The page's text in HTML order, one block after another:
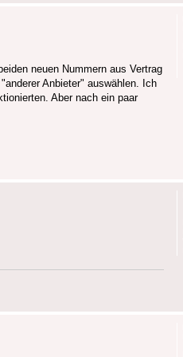
neuen Nummern aus Vertrag
Anbieter" auswählen. Ich
Aber nach ein paar